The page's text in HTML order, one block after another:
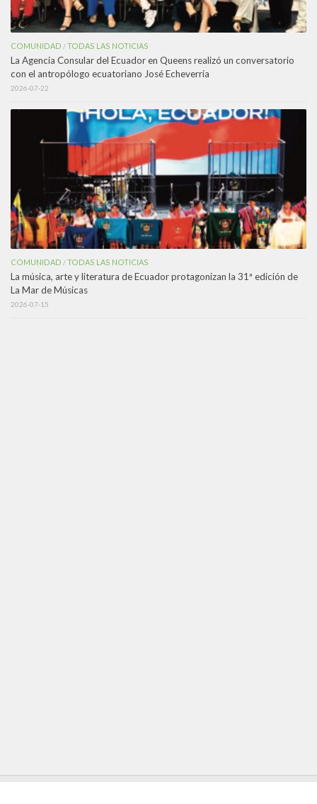
COMUNIDAD /TODAS LAS NOTICIAS
La Agencia Consular del Ecuador en Queens realizó un conversatorio
con el antropólogo ecuatoriano José Echeverría
2026-07-22
COMUNIDAD /TODAS LAS NOTICIAS
La música, arte y literatura de Ecuador protagonizan la 31ª edición de
La Mar de Músicas
2026-07-15